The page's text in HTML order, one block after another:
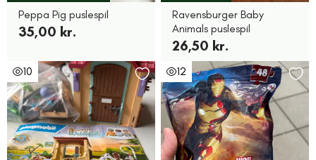
Peppa Pig puslespil
35,00 kr.
Ravensburger Baby
Animals puslespil
26,50 kr.
10 12